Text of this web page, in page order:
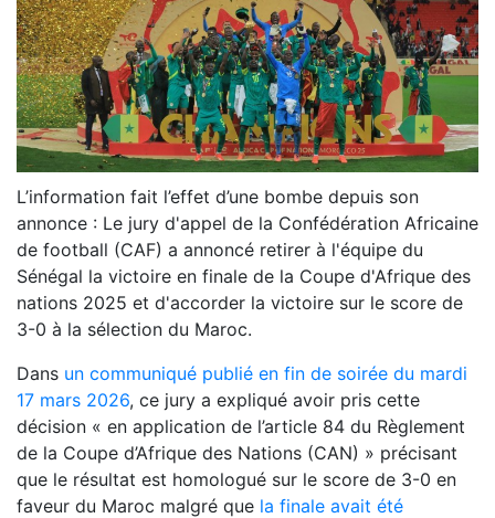
L’information fait l’effet d’une bombe depuis son
annonce : Le jury d'appel de la Confédération Africaine
de football (CAF) a annoncé retirer à l'équipe du
Sénégal la victoire en finale de la Coupe d'Afrique des
nations 2025 et d'accorder la victoire sur le score de
3-0 à la sélection du Maroc.
Dans un communiqué publié en fin de soirée du mardi
17 mars 2026, ce jury a expliqué avoir pris cette
décision « en application de l’article 84 du Règlement
de la Coupe d’Afrique des Nations (CAN) » précisant
que le résultat est homologué sur le score de 3-0 en
faveur du Maroc malgré que la finale avait été